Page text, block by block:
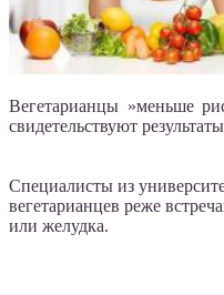
Вегетарианцы »меньше
свидетельствуют
Специалисты из
вегетарианцев реже
или желудка.